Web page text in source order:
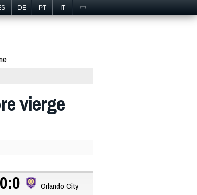
DE PT IT 中
vierge
0:0
Orlando City